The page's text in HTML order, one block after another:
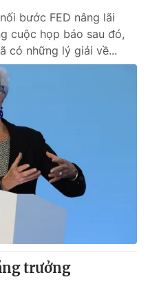
bước FED nâng lãi
cuộc họp báo sau đó,
có những lý giải về...
trưởng